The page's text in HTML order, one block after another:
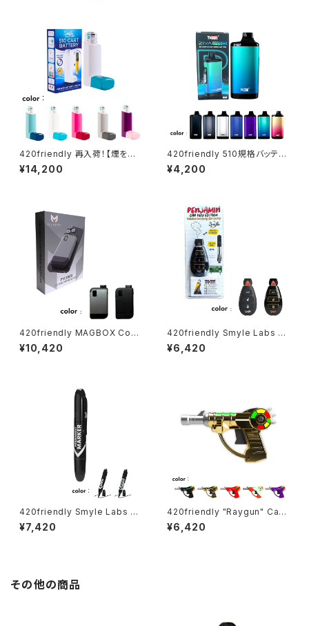
420friendly 再入荷！【煙を抑
える】吸入器型ステルスVAPE 5
10バッテリー クラウドフィルター
¥14,200
420friendly 510規格バッテリ
ー Yocan ZIVA PRO|タッチ式
OLED搭載 ステルスバッテリー
¥4,200
420friendly MAGBOX Cov
ert Cartridge Vape（マグボッ
クス） MagSafe対応 510規格
¥10,420
420friendly Smyle Labs P
enjamin キー型ベイプバッテリ
ー
¥6,420
420friendly Smyle Labs パ
ーマネントマーカー型アロマデ
バイス “ペンジャミン”
¥7,420
420friendly "Raygun" Cart
Battery｜光×音×操作性の未
来型510バッテリー
¥6,420
その他の商品